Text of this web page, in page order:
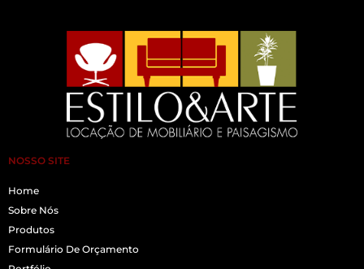
NOSSO SITE
Home
Sobre Nós
Produtos
Formulário De Orçamento